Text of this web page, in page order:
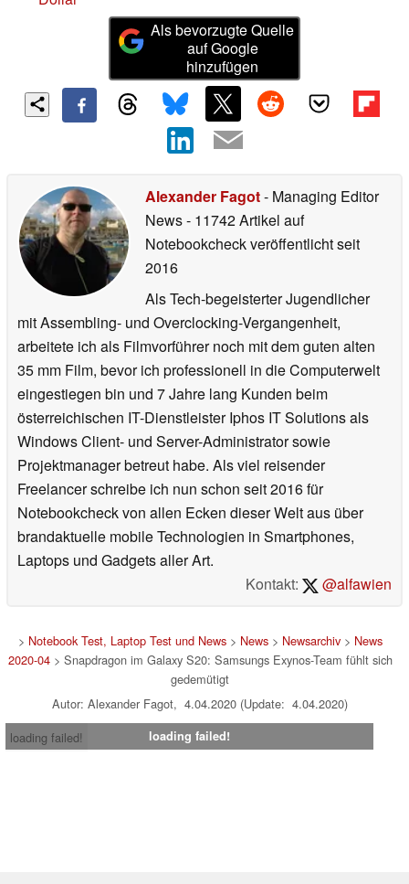
Als bevorzugte Quelle
auf Google
hinzufügen
Alexander Fagot- Managing Editor
News- 11742 Artikel auf
Notebookcheck veröffentlichtseit
2016
Als Tech-begeisterter Jugendlicher
mit Assembling- und Overclocking-Vergangenheit,
arbeitete ich als Filmvorführer noch mit dem guten alten
35 mm Film, bevor ich professionell in die Computerwelt
eingestiegen bin und 7 Jahre lang Kunden beim
österreichischen IT-Dienstleister Iphos IT Solutions als
Windows Client- und Server-Administrator sowie
Projektmanager betreut habe. Als viel reisender
Freelancer schreibe ich nun schon seit 2016 für
Notebookcheck von allen Ecken dieser Welt aus über
brandaktuelle mobile Technologien in Smartphones,
Laptops und Gadgets aller Art.
Kontakt:
@alfawien
> Notebook Test, Laptop Test und News> News> Newsarchiv> News
2020-04> Snapdragon im Galaxy S20: Samsungs Exynos-Team fühlt sich
gedemütigt
Autor: Alexander Fagot, 4.04.2020 (Update: 4.04.2020)
loading failed!
loading failed!